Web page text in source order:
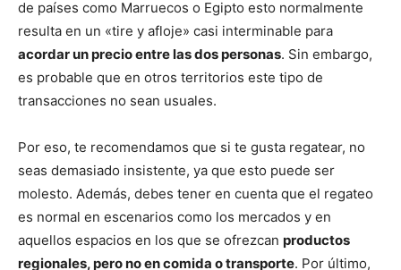
de países como Marruecos o Egipto esto normalmente
resulta en un «tire y afloje» casi interminable para
acordar un precio entre las dos personas. Sin embargo,
es probable que en otros territorios este tipo de
transacciones no sean usuales.
Por eso, te recomendamos que si te gusta regatear, no
seas demasiado insistente, ya que esto puede ser
molesto. Además, debes tener en cuenta que el regateo
es normal en escenarios como los mercados y en
aquellos espacios en los que se ofrezcan productos
regionales, pero no en comida o transporte. Por último,